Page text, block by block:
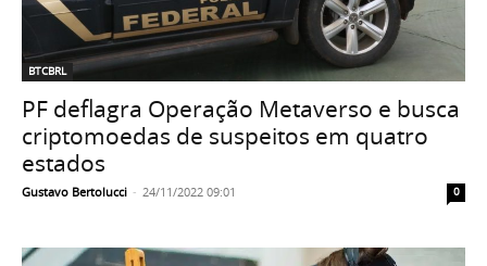
BTCBRL
PF deflagra Operação Metaverso e busca
criptomoedas de suspeitos em quatro
estados
Gustavo Bertolucci - 24/11/2022 09:01 0